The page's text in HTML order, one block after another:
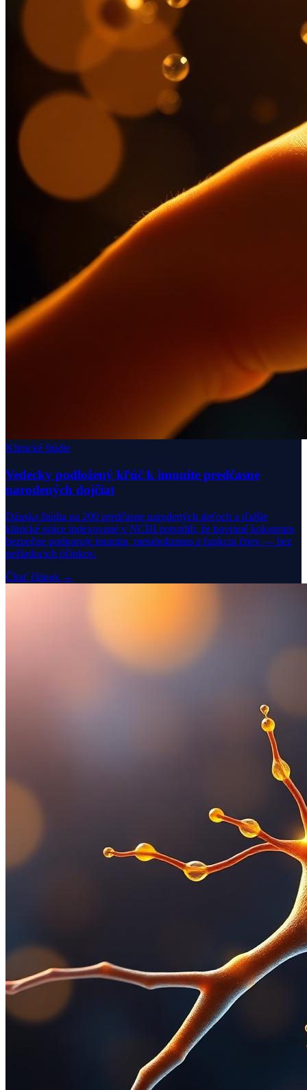
Klinické štúdie
Vedecky podložený kľúč k imunite predčasne
narodených dojčiat
Dánska štúdia na 200 predčasne narodených deťoch a ďalšie
klinické práce indexované v NCBI potvrdili, že bovinné kolostrum
bezpečne podporuje imunitu, metabolizmus a funkciu čriev — bez
nežiaducich účinkov.
Čítať článok →